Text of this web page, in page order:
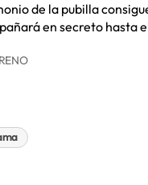
de la pubilla
en secreto hasta